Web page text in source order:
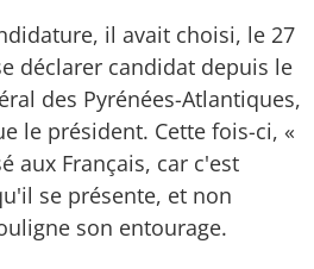
il avait choisi, le 27
déclarer candidat depuis le
des Pyrénées-Atlantiques,
le président. Cette fois-ci, «
aux Français, car c'est
se présente, et non
son entou­rage.